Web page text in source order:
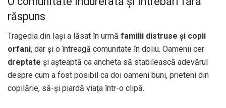
răspuns
Tragedia din Iași a lăsat în urmă familii distruse și copii
orfani, dar și o întreagă comunitate în doliu. Oamenii cer
dreptate și așteaptă ca ancheta să stabilească adevărul
despre cum a fost posibil ca doi oameni buni, prieteni din
copilărie, să-și piardă viața într-o clipă.